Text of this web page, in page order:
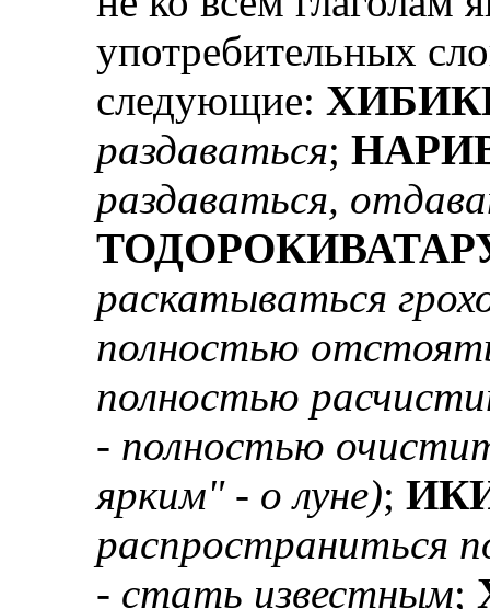
употребительных
следующие:
раздаваться;
раздаваться,
раскатываться
полностью
полностью
- полностью
ярким" - о луне);
распространиться
- стать известным;